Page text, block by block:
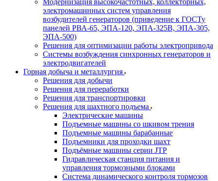
Модернизация высокочастотных, коллекторных,
электромашинных систем управления
возбудителей генераторов (приведение к ГОСТу
панелей РВА-65, ЭПА-120, ЭПА-325В, ЭПА-305,
ЭПА-500)
Решения для оптимизации работы электропривода
Системы возбуждения синхронных генераторов и
электродвигателей
Горная добыча и металлургия
Решения для добычи
Решения для переработки
Решения для транспортировки
Решения для шахтного подъема
Электрические машины
Подъемные машины со шкивом трения
Подъемные машины барабанные
Подъемники для проходки шахт
Подъёмные машины серии JTP
Гидравлическая станция питания и
управления тормозными блоками
Система динамического контроля тормозов